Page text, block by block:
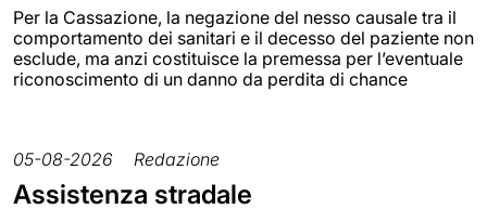
Per la Cassazione, la negazione del nesso causale tra il
comportamento dei sanitari e il decesso del paziente non
esclude, ma anzi costituisce la premessa per l’eventuale
riconoscimento di un danno da perdita di chance
05-08-2026 Redazione
Assistenza stradale